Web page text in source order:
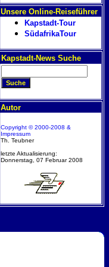
Unsere Online-Reiseführer
Kapstadt-Tour
SüdafrikaTour
Kapstadt-News Suche
Autor
Copyright © 2000-2008 &
Impressum
Th. Teubner
letzte Aktualisierung:
Donnerstag, 07 Februar 2008